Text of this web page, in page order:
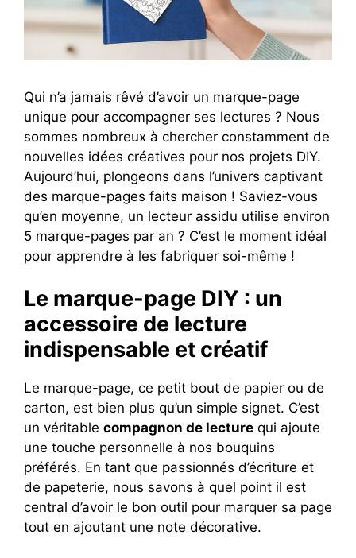
Qui n’a jamais rêvé d’avoir un marque-page
unique pour accompagner ses lectures ? Nous
sommes nombreux à chercher constamment de
nouvelles idées créatives pour nos projets DIY.
Aujourd’hui, plongeons dans l’univers captivant
des marque-pages faits maison ! Saviez-vous
qu’en moyenne, un lecteur assidu utilise environ
5 marque-pages par an ? C’est le moment idéal
pour apprendre à les fabriquer soi-même !
Le marque-page DIY : un
accessoire de lecture
indispensable et créatif
Le marque-page, ce petit bout de papier ou de
carton, est bien plus qu’un simple signet. C’est
un véritable compagnon de lecture qui ajoute
une touche personnelle à nos bouquins
préférés. En tant que passionnés d’écriture et
de papeterie, nous savons à quel point il est
central d’avoir le bon outil pour marquer sa page
tout en ajoutant une note décorative.